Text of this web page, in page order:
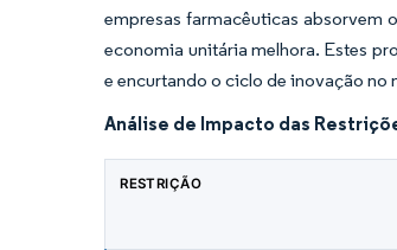
empresas farmacêuticas absorvem
economia unitária melhora. Estes
e encurtando o ciclo de inovação no
Análise de Impacto das
RESTRIÇÃO